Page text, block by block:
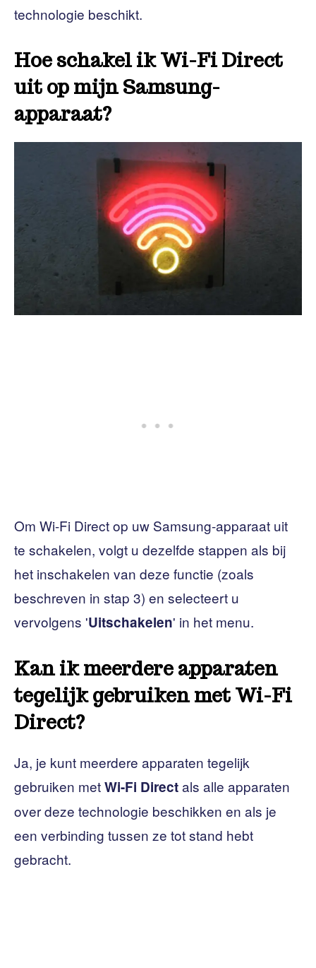
technologie beschikt.
Hoe schakel ik Wi-Fi Direct
uit op mijn Samsung-
apparaat?
Om Wi-Fi Direct op uw Samsung-apparaat uit
te schakelen, volgt u dezelfde stappen als bij
het inschakelen van deze functie (zoals
beschreven in stap 3) en selecteert u
vervolgens 'Uitschakelen' in het menu.
Kan ik meerdere apparaten
tegelijk gebruiken met Wi-Fi
Direct?
Ja, je kunt meerdere apparaten tegelijk
gebruiken metWi-Fi Directals alle apparaten
over deze technologie beschikken en als je
een verbinding tussen ze tot stand hebt
gebracht.